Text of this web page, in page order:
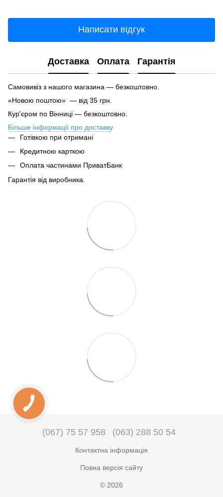
Написати відгук
Доставка Оплата Гарантія
Самовивіз з нашого магазина — безкоштовно.
«Новою поштою» — від 35 грн.
Кур'єром по Вінниці — безкоштовно.
Більше інформації про доставку
Готівкою при отримані
Кредитною карткою
Оплата частинами ПриватБанк
Гарантія від виробника.
(067) 75 57 958 (063) 288 50 54
Контактна інформація
Повна версія сайту
© 2026